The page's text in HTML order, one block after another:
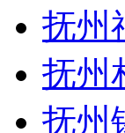
抚州
抚州
抚州